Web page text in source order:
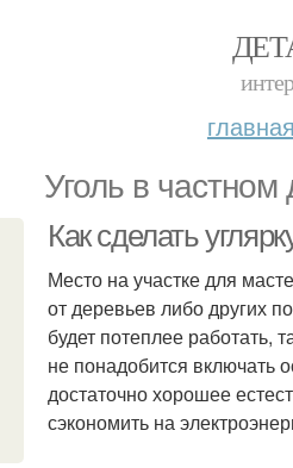
главная
Уголь в частном
Как сделать
Место на участке для
от деревьев либо других
будет потеплее работать,
не понадобится включать
достаточно хорошее
сэкономить на